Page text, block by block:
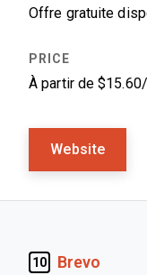
Offre gratuite
À partir de
Website
10 Brevo